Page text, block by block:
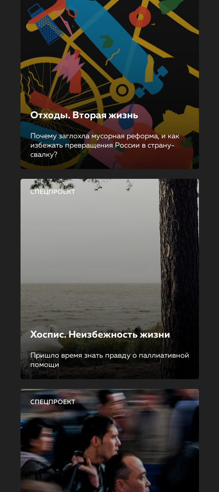
Отходы. Вторая жизнь
Почему заглохла мусорная реформа, и как
избежать превращения России в страну-
свалку?
СПЕЦПРОЕКТ
Хоспис. Неизбежность жизни
Пришло время знать правду о паллиативной
помощи
СПЕЦПРОЕКТ